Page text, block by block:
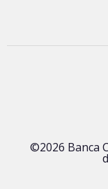
©2026 Banca